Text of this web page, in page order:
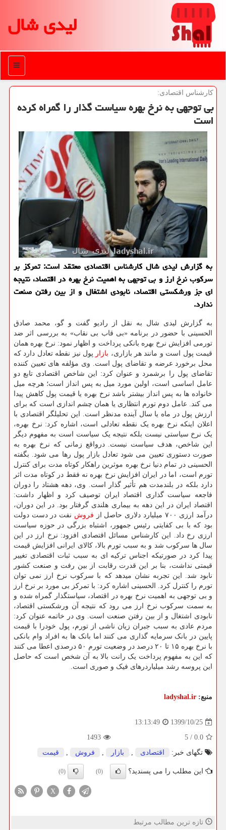
لیدی شال
منو
كارشناس اقتصادی:
بی توجهی به نرخ بهره سیاست گذار را گمراه كرده
است
به گزارش لیدی شال کارشناس اقتصادی معتقد است: تمرکز بر
سرکوب نرخ ارز و بی توجهی به اهمیت نرخ بهره در اقتصاد، نتیجه
ای جز ورشکستی اقتصاد، نابودی اشتغال و از بین رفتن صنعت
ندارد.
به گزارش لیدی شال به نقل از رادیو گفت و گو، محمد صادق
الحسینی با حضور در برنامه «بی قاب بی نقاب» به بررسی اثر ضد
تورمی افزایش نرخ بهره بانکی پرداخت و اظهار نمود: نرخ بهره همان
قیمت پول است و مانند هر بازاری، بازار پول نیز نقطه تعادل دارد که
محل برخورد عرضه و تقاضای پول است. وی مؤلفه های تعیین کننده
تقاضای پول را برشمرد و عنوان کرد: این شاخص اقتصادی تابع دو
عامل اساسی است، اولین مورد میل به پس انداز است؛ هرچه میل
خانواده ها به پس انداز بیشتر باشد نرخ بهره یا قیمت پول کاهش پیدا
می کند. عامل دوم تورم انتظاری یا همان چشم اندازی است که برای
ارزش پول در ماه یا سال آینده مدنظر است. این تحلیلگر اقتصادی با
اعلان اینکه نرخ بهره یک نقطه تعادلی است، اشاره کرد: نرخ بهره،
یک نرخ سیاستی نیست بلکه نتیجه یک سیاست است به مفهوم دیگر
این شاخص، هدف سیاست نیست. درواقع زمانی که نرخ بهره به
صورت دستوری تعیین می شود تعادل بازار پول رها می شود. بگفته
الحسینی در تمام دنیا نرخ بهره موثرین راهکار کوتاه مدت برای کنترل
تورم است، اما در ایران افزایش نرخ بهره نه فقط در کوتاه مدت اثر
دارد بلکه در بلندمدت هم تأثیر گذار است. وی، دهه هشتاد را دوران
فاجعه سیاست گذاری اقتصاد ایران توصیف کرد و اظهار داشت:
اقتصاد ایران در این دهه به بیماری هلندی گرفتار بود. در این دوران،
درآمد ارزی ۷۰۰ میلیارد دلاری حاصل از
فروش نفت در دست دولت
بود که با بی کفایتی رئیس جمهور، اشتباه بزرگی در حوزه سیاست
ارزی رخ داد. این کارشناس مسائل اقتصادی افزود: نرخ ارز در این
سال ها سرکوب شد و به سبب تورم بالا، کالای ایرانی افزایش قیمت
پیدا کرد در صورتیکه اجناس ترکیه ای به سبب ثبات اقتصادی تغییر
قیمتی نداشت، بنا بر این قدرت رقابت از بین رفت و صنعت کشور
نابود شد. این تجربه نشان میدهد که با سرکوب نرخ ارز نمی توان
تورم را کنترل کرد. الحسینی اشاره کرد: با تمرکز بی مورد بر نرخ ارز
و بی توجهی به اهمیت نرخ بهره در اقتصاد، سیاستگذار گمراه شده و
به سمت سرکوب نرخ ارز می رود که نتیجه آن ورشکستی اقتصاد،
نابودی اشتغال و از بین رفتن صنعت است. وی در خاتمه عنوان کرد:
مردم عادی به سبب جبران زیان ناشی از تورم، پول خودرا با قیمت
پایین در بانک سرمایه گذاری می کنند اما بانک ها به افراد وام بانکی
با نرخ بهره ۱۵ تا ۲۰ درصد در وضعیت تورم ۵۰ درصدی اعطا می کنند
که این به مفهوم پرداخت یک رانت بالا به آن شخص است که حاصل
این پروسه رشد میلیاردرهای فیک و صوری است.
منبع: ladyshal.ir
1399/10/25
13:13:49
0.0
/
5
1493
تگهای خبر:
اقتصادی , بازار , فروش , قیمت
این مطلب را می پسندید؟ (0)
(0)
X
تازه ترین مطالب مرتبط